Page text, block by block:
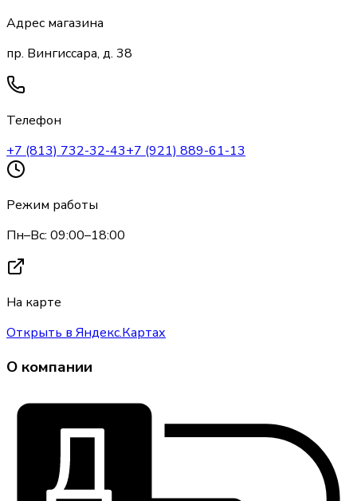
Адрес магазина
пр. Вингиссара, д. 38
Телефон
+7 (813) 732-32-43+7 (921) 889-61-13
Режим работы
Пн–Вс: 09:00–18:00
На карте
Открыть в Яндекс.Картах
О компании